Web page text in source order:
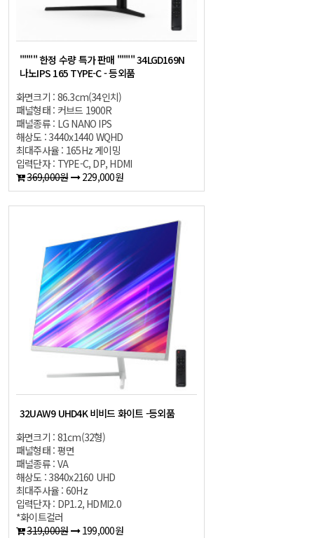
"""" 한정 수량 특가 판매 """" 34LGD169N
나노IPS 165 TYPE-C - 등외품
화면크기 : 86.3cm(34인치)
패널형태 : 커브드 1900R
패널종류 : LG NANO IPS
해상도 : 3440x1440 WQHD
최대주사율 : 165Hz 게이밍
입력단자 : TYPE-C, DP, HDMI
369,000원
229,000원
32UAW9 UHD4K 비비드 화이트 -등외품
화면크기 : 81cm(32형)
패널형태 : 평면
패널종류 : VA
해상도 : 3840x2160 UHD
최대주사율 : 60Hz
입력단자 : DP1.2, HDMI2.0
*화이트컬러
319,000원
199,000원